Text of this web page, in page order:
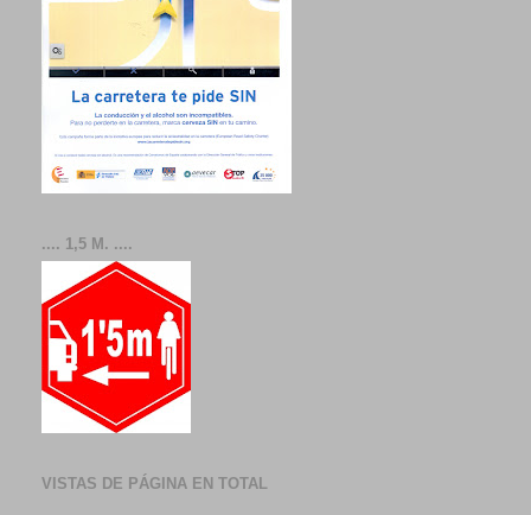
.... 1,5 M. ....
VISTAS DE PÁGINA EN TOTAL